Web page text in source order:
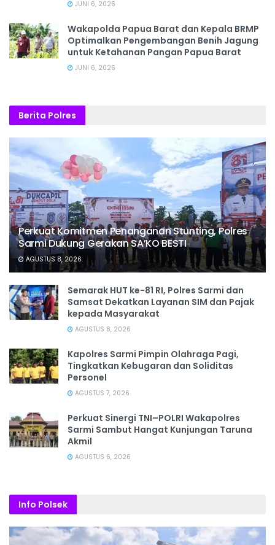
JUNI 6, 2026
Wakapolda Papua Barat dan Kepala BRMP
Optimalkan Pengembangan Benih Jagung
untuk Ketahanan Pangan Papua Barat
JUNI 6, 2026
Berita Polres
Perkuat Komitmen Penanganan Stunting, Polres
Sarmi Dukung Gerakan SA’KO BESTI
AGUSTUS 8, 2026
Semarak HUT ke-81 RI, Polres Sarmi dan
Samsat Dekatkan Layanan SIM dan Pajak
kepada Masyarakat
AGUSTUS 8, 2026
Kapolres Sarmi Pimpin Olahraga Pagi,
Tingkatkan Kebugaran dan Soliditas
Personel
AGUSTUS 7, 2026
Perkuat Sinergi TNI–POLRI Wakapolres
Sarmi Sambut Hangat Kunjungan Taruna
Akmil
AGUSTUS 6, 2026
Info Polsek